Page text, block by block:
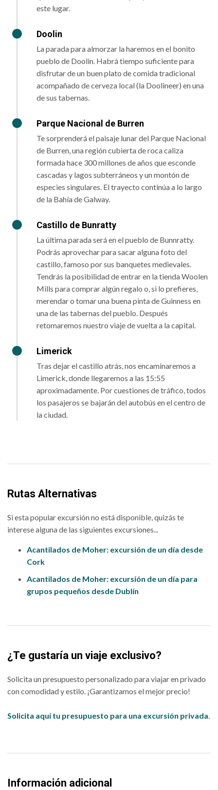
este lugar.
Doolin
La parada para almorzar la haremos en el bonito
pueblo de Doolin. Habrá tiempo suficiente para
disfrutar de un buen plato de comida tradicional
acompañado de cerveza local (la Doolineer) en una
de sus tabernas.
Parque Nacional de Burren
Te sorprenderá el paisaje lunar del Parque Nacional
de Burren, una región cubierta de roca caliza
formada hace 300 millones de años que esconde
cascadas y lagos subterráneos y un montón de
especies singulares. El trayecto continúa a lo largo
de la Bahía de Galway.
Castillo de Bunratty
La última parada será en el pueblo de Bunnratty.
Podrás aprovechar para sacar alguna foto del
castillo, famoso por sus banquetes medievales.
Tendrás la posibilidad de entrar en la tienda Woolen
Mills para comprar algún regalo o, si lo prefieres,
merendar o tomar una buena pinta de Guinness en
una de las tabernas del pueblo. Después
retomaremos nuestro viaje de vuelta a la capital.
Limerick
Tras dejar el castillo atrás, nos encaminaremos a
Limerick, donde llegaremos a las 15:55
aproximadamente. Por cuestiones de tráfico, todos
los pasajeros se bajarán del autobús en el centro de
la ciudad.
Rutas Alternativas
Si esta popular excursión no está disponible, quizás te
interese alguna de las siguientes excursiones...
Acantilados de Moher: excursión de un día desde
Cork
Acantilados de Moher: excursión de un día para
grupos pequeños desde Dublín
¿Te gustaría un viaje exclusivo?
Solicita un presupuesto personalizado para viajar en privado
con comodidad y estilo. ¡Garantizamos el mejor precio!
Solicita aquí tu presupuesto para una excursión privada.
Información adicional